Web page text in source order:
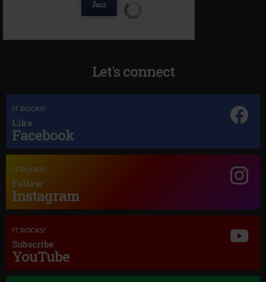
Magic Jazz
Let's connect
IT ROCKS!
Like
Facebook
IT ROCKS!
Follow
Instagram
IT ROCKS!
Subscribe
YouTube